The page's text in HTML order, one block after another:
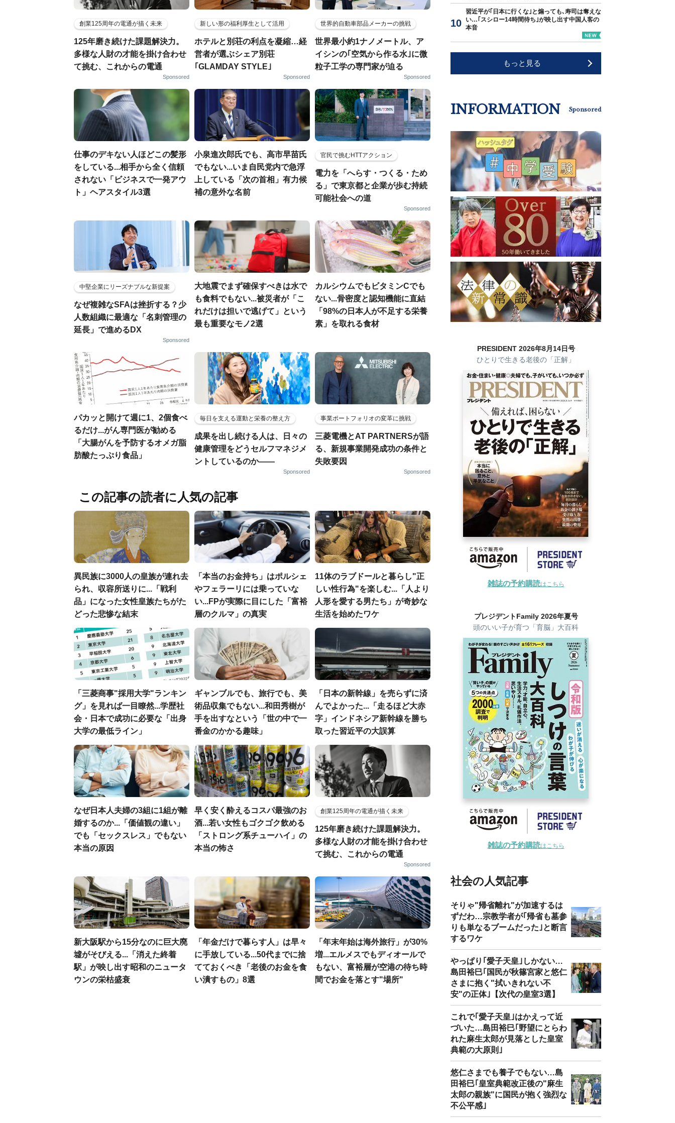
創業125周年の電通が描く未来
125年磨き続けた課題解決力。
多様な人財の才能を掛け合わせ
て挑む、これからの電通
Sponsored
新しい形の福利厚生として活用
ホテルと別荘の利点を凝縮…経
営者が選ぶシェア別荘
｢GLAMDAY STYLE｣
Sponsored
世界的自動車部品メーカーの挑戦
世界最小約1ナノメートル、ア
イシンの｢空気から作る水｣に微
粒子工学の専門家が迫る
Sponsored
仕事のデキない人ほどこの髪形
をしている...相手から全く信頼
されない「ビジネスで一発アウ
ト」ヘアスタイル3選
小泉進次郎氏でも、高市早苗氏
でもない...いま自民党内で急浮
上している「次の首相」有力候
補の意外な名前
官民で挑むHTTアクション
電力を「へらす・つくる・ため
る」で東京都と企業が歩む持続
可能社会への道
Sponsored
中堅企業にリーズナブルな新提案
なぜ複雑なSFAは挫折する？少
人数組織に最適な「名刺管理の
延長」で進めるDX
Sponsored
大地震でまず確保すべきは水で
も食料でもない...被災者が「こ
れだけは担いで逃げて」という
最も重要なモノ2選
カルシウムでもビタミンCでも
ない...骨密度と認知機能に直結
「98%の日本人が不足する栄養
素」を取れる食材
パカッと開けて週に1、2個食べ
るだけ...がん専門医が勧める
「大腸がんを予防するオメガ脂
肪酸たっぷり食品」
毎日を支える運動と栄養の整え方
成果を出し続ける人は、日々の
健康管理をどうセルフマネジメ
ントしているのか——
Sponsored
事業ポートフォリオの変革に挑戦
三菱電機とAT PARTNERSが語
る、新規事業開発成功の条件と
失敗要因
Sponsored
この記事の読者に人気の記事
異民族に3000人の皇族が連れ去
られ、収容所送りに...「戦利
品」になった女性皇族たちがた
どった悲惨な結末
「本当のお金持ち」はポルシェ
やフェラーリには乗っていな
い...FPが実際に目にした「富裕
層のクルマ」の真実
11体のラブドールと暮らし"正
しい性行為"を楽しむ...「人より
人形を愛する男たち」が奇妙な
生活を始めたワケ
「三菱商事"採用大学"ランキン
グ」を見れば一目瞭然...学歴社
会・日本で成功に必要な「出身
大学の最低ライン」
ギャンブルでも、旅行でも、美
術品収集でもない...和田秀樹が
手を出すなという「世の中で一
番金のかかる趣味」
「日本の新幹線」を売らずに済
んでよかった...「走るほど大赤
字」インドネシア新幹線を勝ち
取った習近平の大誤算
なぜ日本人夫婦の3組に1組が離
婚するのか...「価値観の違い」
でも「セックスレス」でもない
本当の原因
早く安く酔えるコスパ最強のお
酒...若い女性もゴクゴク飲める
「ストロング系チューハイ」の
本当の怖さ
創業125周年の電通が描く未来
125年磨き続けた課題解決力。
多様な人財の才能を掛け合わせ
て挑む、これからの電通
Sponsored
新大阪駅から15分なのに巨大廃
墟がそびえる...「消えた終着
駅」が映し出す昭和のニュータ
ウンの栄枯盛衰
「年金だけで暮らす人」は早々
に手放している...50代までに捨
てておくべき「老後のお金を食
い潰すもの」8選
「年末年始は海外旅行」が30%
増...エルメスでもディオールで
もない、富裕層が空港の待ち時
間でお金を落とす"場所"
習近平が｢日本に行くな｣と煽っても､寿司は奪えな
い…｢スシロー14時間待ち｣が映し出す中国人客の
本音
もっと見る
INFORMATION Sponsored
PRESIDENT 2026年8月14日号
ひとりで生きる老後の「正解」
雑誌の予約購読はこちら
プレジデントFamily 2026年夏号
頭のいい子が育つ「育脳」大百科
雑誌の予約購読はこちら
社会の人気記事
そりゃ"帰省離れ"が加速するは
ずだわ…宗教学者が｢帰省も墓参
りも単なるブームだった｣と断言
するワケ
やっぱり｢愛子天皇｣しかない…
島田裕巳｢国民が秋篠宮家と悠仁
さまに抱く"拭いきれない不
安"の正体｣【次代の皇室3選】
これで｢愛子天皇｣はかえって近
づいた…島田裕巳｢野望にとらわ
れた麻生太郎が見落とした皇室
典範の大原則｣
悠仁さまでも養子でもない…島
田裕巳｢皇室典範改正後の"麻生
太郎の親族"に国民が抱く強烈な
不公平感｣